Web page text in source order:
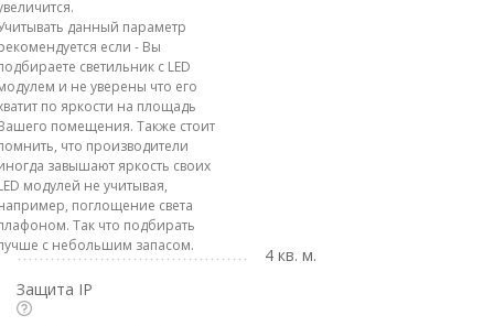
данный параметр
если - Вы
светильник с LED
и не уверены что его
по яркости на площадь
помещения. Также стоит
что производители
завышают яркость своих
модулей не учитывая,
поглощение света
Так что подбирать
с небольшим запасом.
4 кв. м.
Защита IP